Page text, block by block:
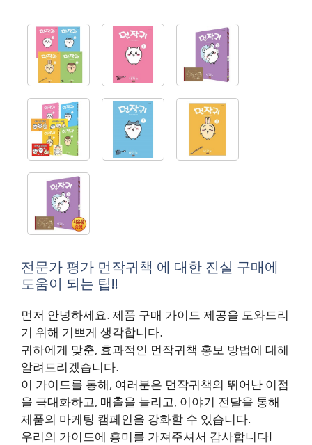
전문가 평가 먼작귀책 에 대한 진실 구매에
도움이 되는 팁!!
먼저 안녕하세요. 제품 구매 가이드 제공을 도와드리
기 위해 기쁘게 생각합니다.
귀하에게 맞춘, 효과적인 먼작귀책 홍보 방법에 대해
알려드리겠습니다.
이 가이드를 통해, 여러분은 먼작귀책의 뛰어난 이점
을 극대화하고, 매출을 늘리고, 이야기 전달을 통해
제품의 마케팅 캠페인을 강화할 수 있습니다.
우리의 가이드에 흥미를 가져주셔서 감사합니다!